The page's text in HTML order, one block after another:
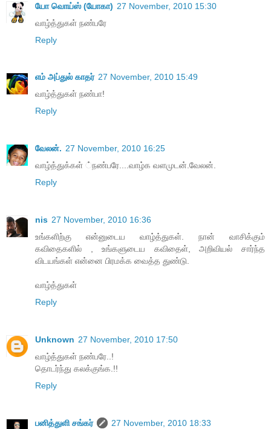
யோ வொய்ஸ் (யோகா) 27 November, 2010 15:30
வாழ்த்துகள் நண்பரே
Reply
எம் அப்துல் காதர் 27 November, 2010 15:49
வாழ்த்துகள் நண்பா!
Reply
வேலன். 27 November, 2010 16:25
வாழ்த்துக்கள் ்நண்பரே....வாழ்க வளமுடன்.வேலன்.
Reply
nis 27 November, 2010 16:36
உங்களிற்கு என்னுடைய வாழ்த்துகள். நான் வாசிக்கும்
கவிதைகளில் , உங்களுடைய கவிதைள், அறிவியல் சார்ந்த
விடயங்கள் என்னை பிரமக்க வைத்த துண்டு.
வாழ்த்துகள்
Reply
Unknown 27 November, 2010 17:50
வாழ்த்துகள் நண்பரே..!
தொடர்ந்து கலக்குங்க.!!
Reply
பனித்துளி சங்கர்
27 November, 2010 18:33